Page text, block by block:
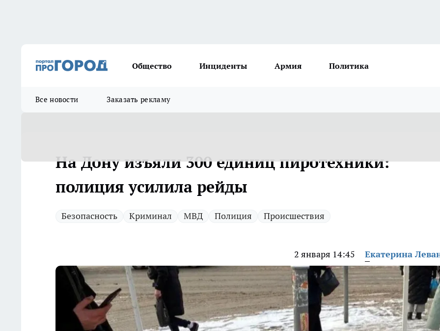
Общество Инциденты Армия Политика
Все новости Заказать рекламу
На Дону изъяли 300 единиц пиротехники:
полиция усилила рейды
Безопасность Криминал МВД Полиция Происшествия
2 января 14:45 Екатерина